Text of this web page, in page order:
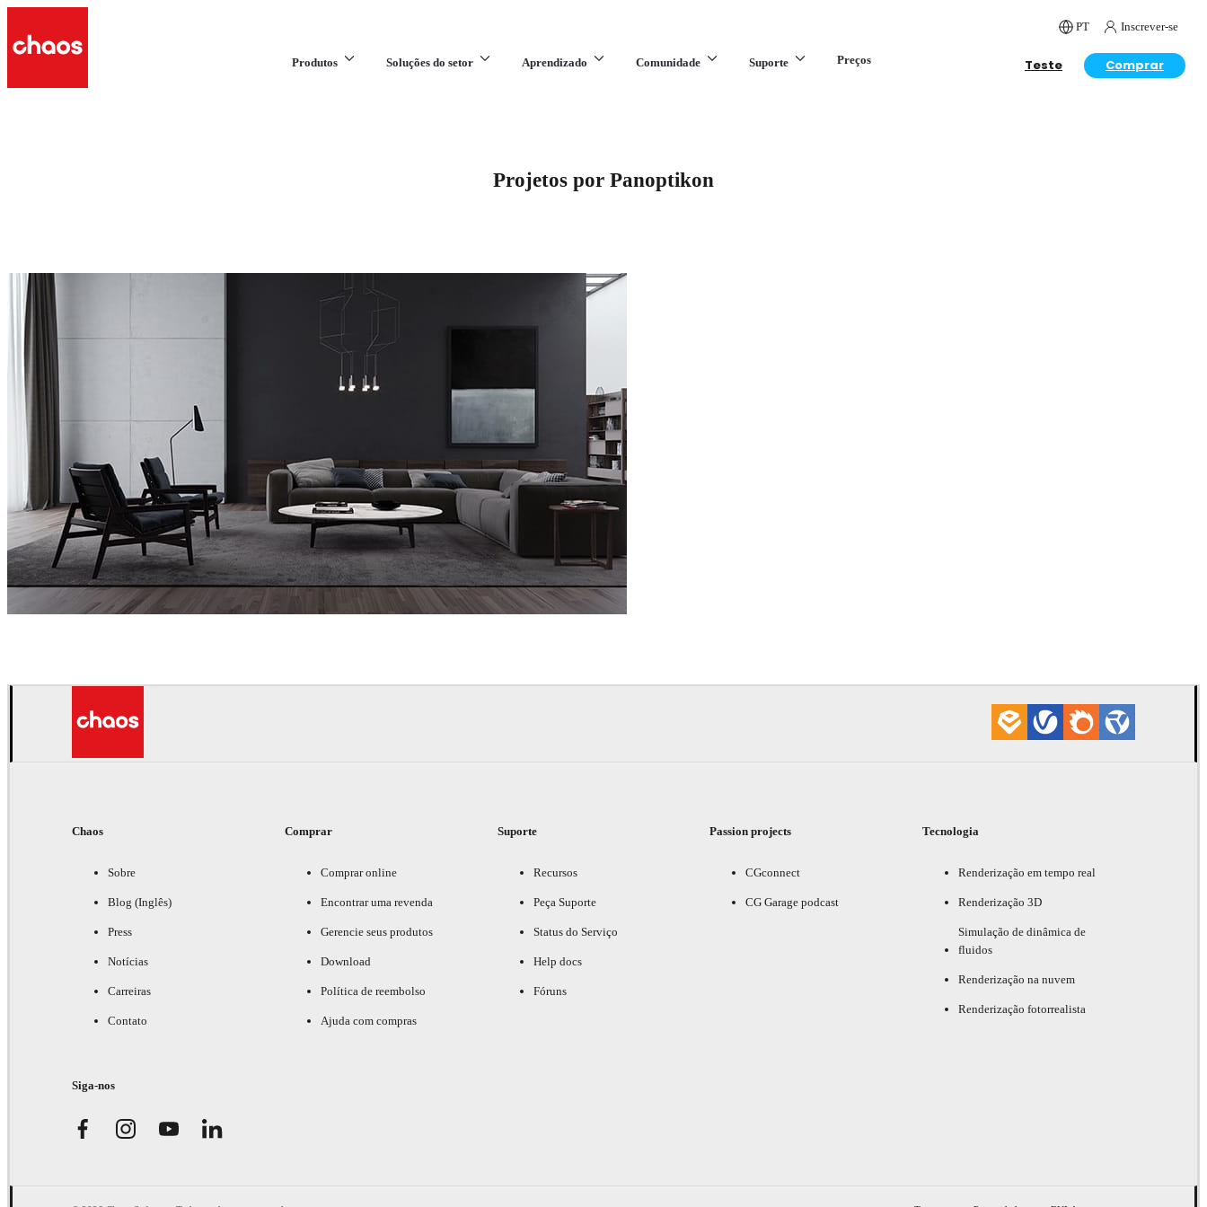
PT Inscrever-se
Produtos Soluções do setor Aprendizado Comunidade Suporte Preços Teste Comprar
Projetos por Panoptikon
Chaos
Sobre
Blog (Inglês)
Press
Notícias
Carreiras
Contato
Comprar
Comprar online
Encontrar uma revenda
Gerencie seus produtos
Download
Política de reembolso
Ajuda com compras
Suporte
Recursos
Peça Suporte
Status do Serviço
Help docs
Fóruns
Passion projects
CGconnect
CG Garage podcast
Tecnologia
Renderização em tempo real
Renderização 3D
Simulação de dinâmica de
fluidos
Renderização na nuvem
Renderização fotorrealista
Siga-nos